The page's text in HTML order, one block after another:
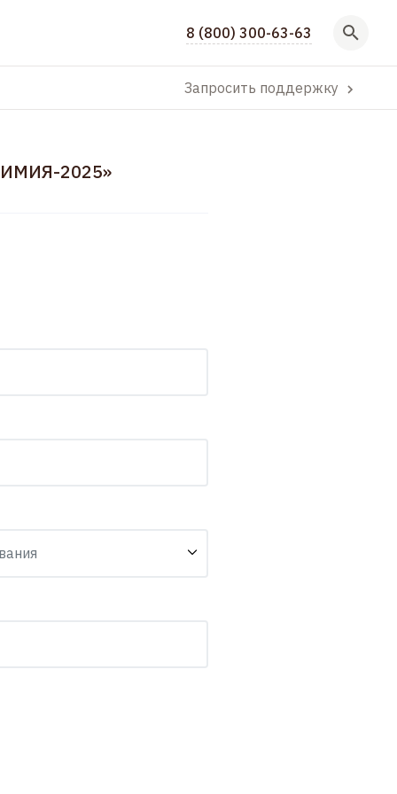
8 (800) 300-63-63
Запросить поддержку
2025»